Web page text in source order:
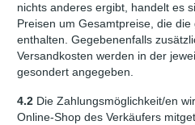
nichts anderes ergibt, handelt es
Preisen um Gesamtpreise, die
enthalten. Gegebenenfalls
Versandkosten werden in der
gesondert angegeben.
4.2 Die Zahlungsmöglichkeit/en
Online-Shop des Verkäufers